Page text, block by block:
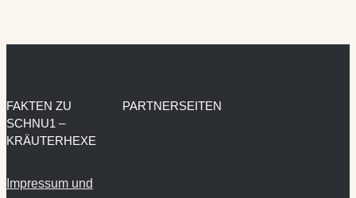
FAKTEN ZU
SCHNU1 –
KRÄUTERHEXE
Impressum und
PARTNERSEITEN